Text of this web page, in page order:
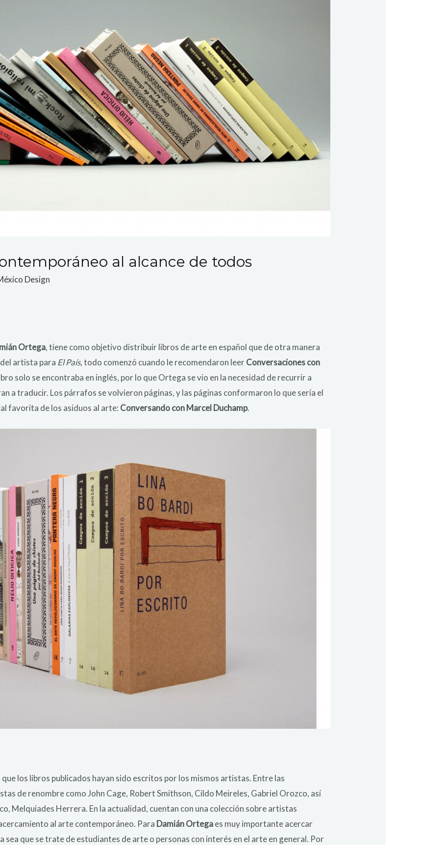
al alcance de todos
Design
Ortega, tiene como objetivo distribuir libros de arte en español que de otra manera
artista para El País, todo comenzó cuando le recomendaron leerConversaciones con
solo se encontraba en inglés, por lo que Ortega se vio en la necesidad de recurrir a
a traducir. Los párrafos se volvieron páginas, y las páginas conformaron lo que sería el
favorita de los asiduos al arte: Conversando con Marcel Duchamp.
los libros publicados hayan sido escritos por los mismos artistas. Entre las
de renombre como John Cage, Robert Smithson, Cildo Meireles, Gabriel Orozco, así
Melquiades Herrera. En la actualidad, cuentan con una colección sobre artistas
al arte contemporáneo. Para Damián Ortegaes muy importante acercar
sea que se trate de estudiantes de arte o personas con interés en el arte en general. Por